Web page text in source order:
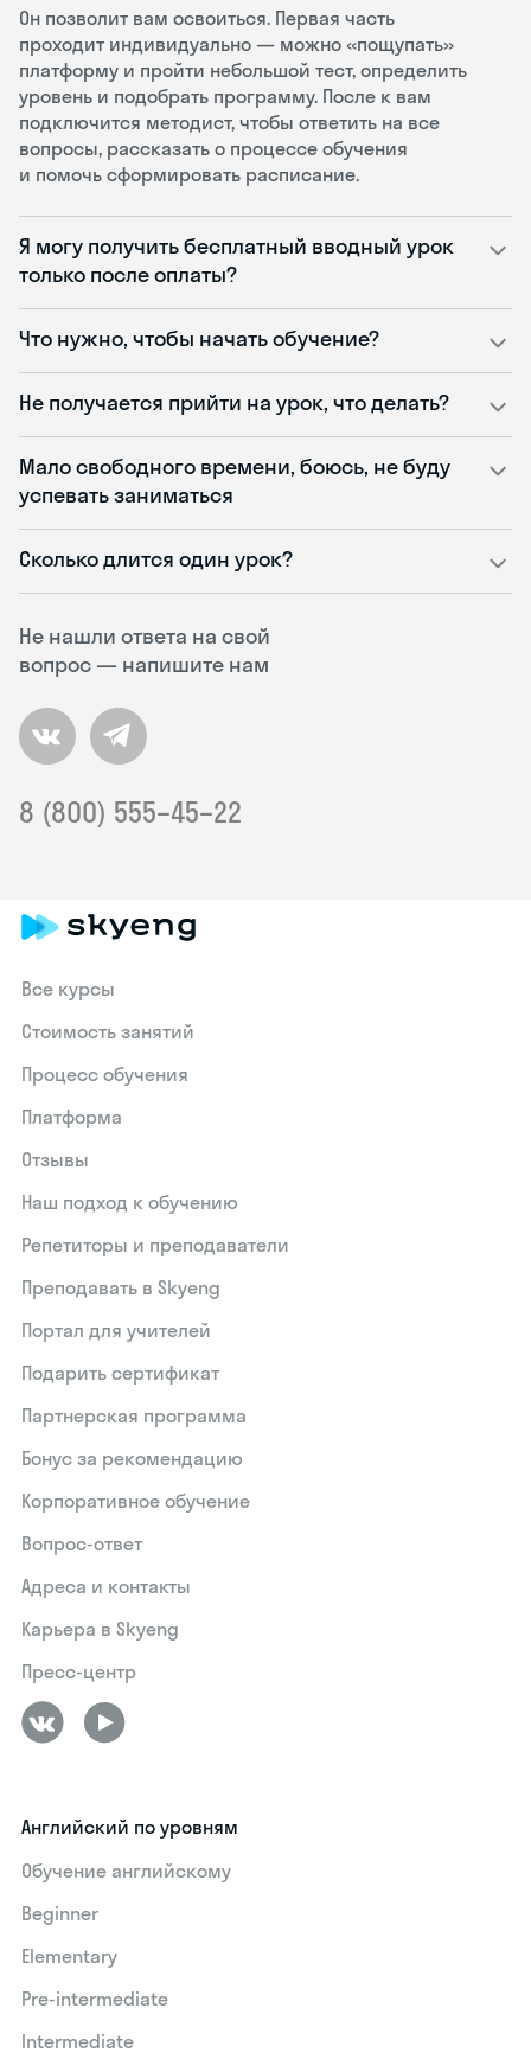
Не нашли ответа на свой
вопрос — напишите нам
8 (800) 555–45–22
Он позволит вам освоиться. Первая часть
проходит индивидуально — можно «пощупать»
платформу и пройти небольшой тест, определить
уровень и подобрать программу. После к вам
подключится методист, чтобы ответить на все
вопросы, рассказать о процессе обучения
и помочь сформировать расписание.
Я могу получить бесплатный вводный урок
только после оплаты?
Что нужно, чтобы начать обучение?
Не получается прийти на урок, что делать?
Мало свободного времени, боюсь, не буду
успевать заниматься
Сколько длится один урок?
Все курсы
Стоимость занятий
Процесс обучения
Платформа
Отзывы
Наш подход к обучению
Репетиторы и преподаватели
Преподавать в Skyeng
Портал для учителей
Подарить сертификат
Партнерская программа
Бонус за рекомендацию
Корпоративное обучение
Вопрос-ответ
Адреса и контакты
Карьера в Skyeng
Пресс-центр
Английский по уровням
Обучение английскому
Beginner
Elementary
Pre-intermediate
Intermediate